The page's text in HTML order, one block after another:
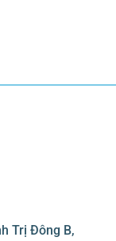
Trị Đông B,